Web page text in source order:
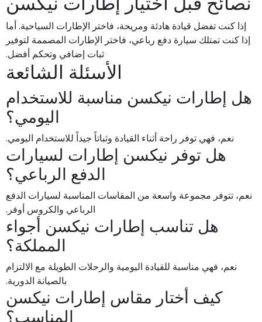
إذا كنت تفضل قيادة هادئة ومريحة، فاختر الإطارات السياحية. أما
إذا كنت تمتلك سيارة دفع رباعي، فاختر الإطارات المصممة لتوفير
ثبات إضافي وتحكم أفضل.
الأسئلة الشائعة
هل إطارات نيكسن مناسبة للاستخدام
اليومي؟
نعم، فهي توفر راحة أثناء القيادة وثباتاً جيداً للاستخدام اليومي.
هل توفر نيكسن إطارات لسيارات
الدفع الرباعي؟
نعم، تتوفر مجموعة واسعة من المقاسات المناسبة لسيارات الدفع
الرباعي والكروس أوفر.
هل تناسب إطارات نيكسن أجواء
المملكة؟
نعم، فهي مناسبة للقيادة اليومية والرحلات الطويلة مع الالتزام
بالصيانة الدورية.
كيف أختار مقاس إطارات نيكسن
المناسب؟